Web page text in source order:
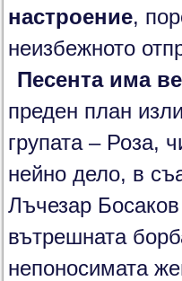
настроение,
неизбежното
Песента има
преден план
групата – Роза,
нейно дело, в
Лъчезар
вътрешната
непоносимата